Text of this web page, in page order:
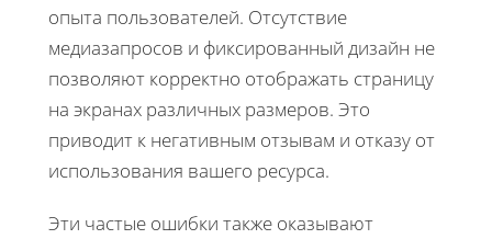
опыта пользователей. Отсутствие
медиазапросов и фиксированный дизайн не
позволяют корректно отображать страницу
на экранах различных размеров. Это
приводит к негативным отзывам и отказу от
использования вашего ресурса.
Эти частые ошибки также оказывают